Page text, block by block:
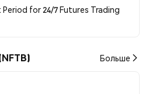
for 24/7 Futures Trading
Больше